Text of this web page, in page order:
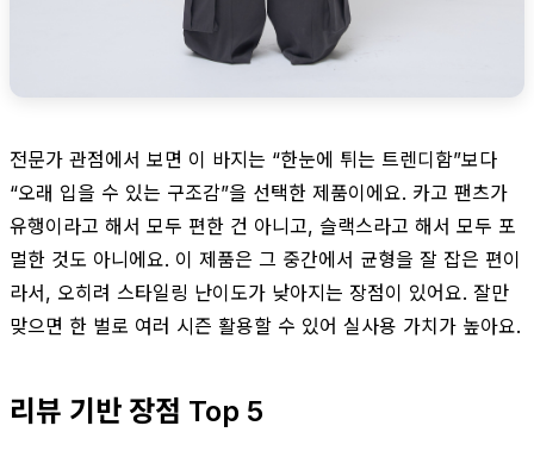
전문가 관점에서 보면 이 바지는 “한눈에 튀는 트렌디함”보다
“오래 입을 수 있는 구조감”을 선택한 제품이에요. 카고 팬츠가
유행이라고 해서 모두 편한 건 아니고, 슬랙스라고 해서 모두 포
멀한 것도 아니에요. 이 제품은 그 중간에서 균형을 잘 잡은 편이
라서, 오히려 스타일링 난이도가 낮아지는 장점이 있어요. 잘만
맞으면 한 벌로 여러 시즌 활용할 수 있어 실사용 가치가 높아요.
리뷰 기반 장점 Top 5